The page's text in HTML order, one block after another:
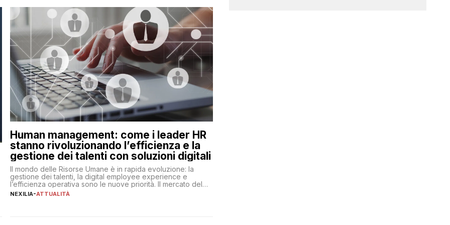
Human management: come i leader HR
stanno rivoluzionando l’efficienza e la
gestione dei talenti con soluzioni digitali
Il mondo delle Risorse Umane è in rapida evoluzione: la
gestione dei talenti, la digital employee experience e
l’efficienza operativa sono le nuove priorità. Il mercato del
lavoro, d’altra parte, è sempre più competitivo con una lotta
NEXILIA-ATTUALITÀ